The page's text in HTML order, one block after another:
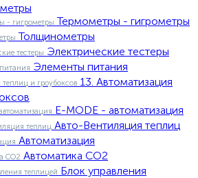
Термометры - гигрометры
Толщинометры
Электрические тестеры
Элементы питания
13. Автоматизация
E-MODE - автоматизация
Авто-Вентиляция теплиц
Автоматизация
Автоматика СО2
Блок управления